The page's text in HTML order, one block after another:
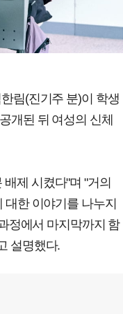
림(진기주 분)이 학생
개된 뒤 여성의 신체
제 시켰다"며 "거의
한 이야기를 나누지
정에서 마지막까지 함
설명했다.